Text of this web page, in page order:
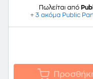
Πωλείται από
+ 3 ακόμα Public